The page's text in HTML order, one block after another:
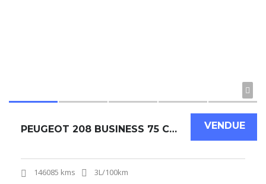
VENDUE
PEUGEOT 208 BUSINESS 75 CH BVM
146085 kms 3L/100km